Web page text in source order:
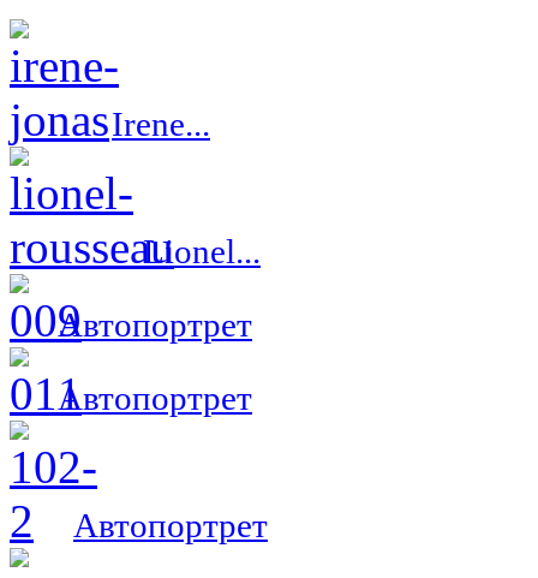
Irene...
Lionel...
Автопортрет
Автопортрет
Автопортрет